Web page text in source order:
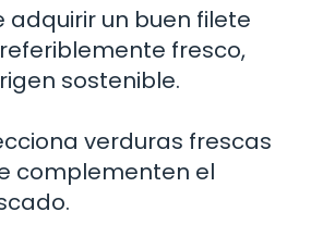
adquirir un buen filete
fresco,
sostenible.
verduras frescas
complementen el